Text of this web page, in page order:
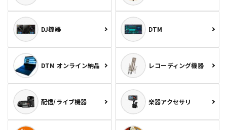
DJ機器 DTM
DTM オンライン納品 レコーディング機器
配信/ライブ機器 楽器アクセサリ